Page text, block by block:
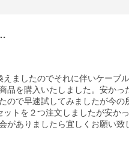
ましたのでそれに伴いケーブ
品を購入いたしました。安か
ので早速試してみましたが今
トを２つ注文しましたが安か
がありましたら宜しくお願い致